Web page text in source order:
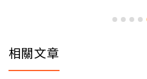
相關文章